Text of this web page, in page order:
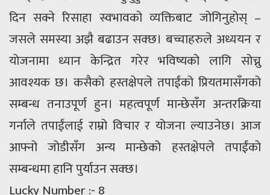
दिन सक्ने रिसाहा स्वभावको व्यक्तिबाट जोगिनुहोस् –
जसले समस्या अझै बढाउन सक्छ। बच्चाहरुले अध्ययन र
योजनामा ध्यान केन्द्रित गरेर भविष्यको लागि सोच्नु
आवश्यक छ। कसैको हस्तक्षेपले तपाईंको प्रियतमासँगको
सम्बन्ध तनाउपूर्ण हुन। महत्वपूर्ण मान्छेसँग अन्तरक्रिया
गर्नाले तपाईंलाई राम्रो विचार र योजना ल्याउनेछ। आज
आफ्नो जोडीसँग अन्य मान्छेको हस्तक्षेपले तपाईंको
सम्बन्धमा हानि पुर्याउन सक्छ।
Lucky Number :- 8